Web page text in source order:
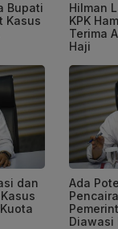
Bupati
Kasus
Hilman
KPK
Terima
Haji
dan
Ada
Diawasi